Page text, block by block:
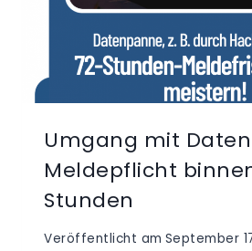
Umgang mit
Meldepflicht
Stunden
Veröffentlicht am September